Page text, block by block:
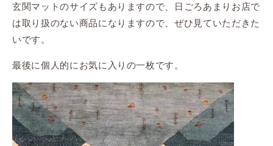
玄関マットのサイズもありますので、日ごろあまりお店で
は取り扱のない商品になりますので、ぜひ見ていただきた
いです。
最後に個人的にお気に入りの一枚です。